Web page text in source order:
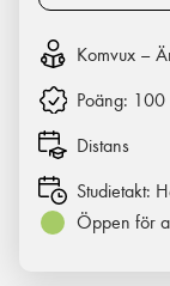
Komvux –
Poäng: 100
Distans
Studietakt:
Öppen för